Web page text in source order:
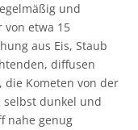
und
von etwa 15
aus Eis, Staub
diffusen
die Kometen von der
selbst dunkel und
nahe genug